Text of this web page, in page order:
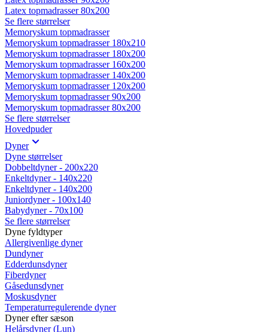
Latex topmadrasser 80x200
Se flere størrelser
Memoryskum topmadrasser
Memoryskum topmadrasser 180x210
Memoryskum topmadrasser 180x200
Memoryskum topmadrasser 160x200
Memoryskum topmadrasser 140x200
Memoryskum topmadrasser 120x200
Memoryskum topmadrasser 90x200
Memoryskum topmadrasser 80x200
Se flere størrelser
Hovedpuder
Dyner
Dyne størrelser
Dobbeltdyner - 200x220
Enkeltdyner - 140x220
Enkeltdyner - 140x200
Juniordyner - 100x140
Babydyner - 70x100
Se flere størrelser
Dyne fyldtyper
Allergivenlige dyner
Dundyner
Edderdunsdyner
Fiberdyner
Gåsedunsdyner
Moskusdyner
Temperaturregulerende dyner
Dyner efter sæson
Helårsdyner (Lun)